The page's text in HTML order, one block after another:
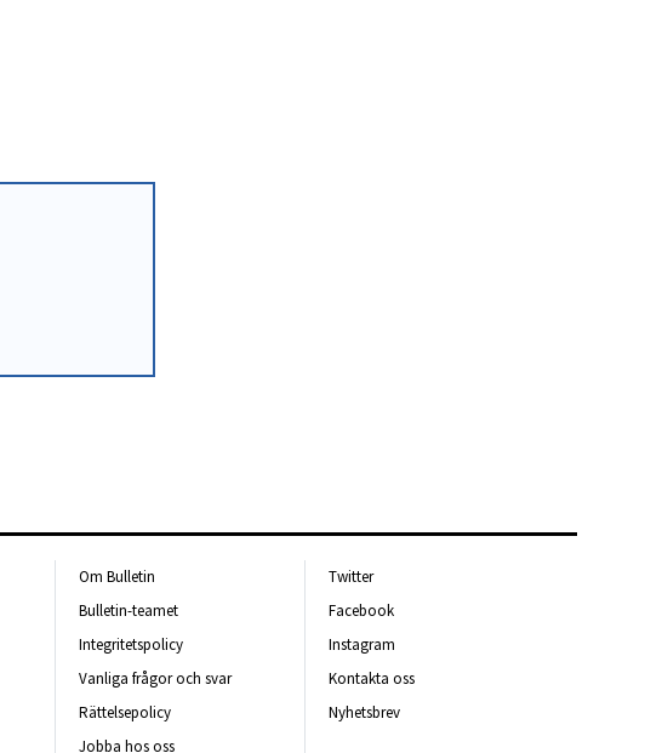
Om Bulletin
Bulletin-teamet
Integritetspolicy
Vanliga frågor och svar
Rättelsepolicy
Jobba hos oss
Twitter
Facebook
Instagram
Kontakta oss
Nyhetsbrev